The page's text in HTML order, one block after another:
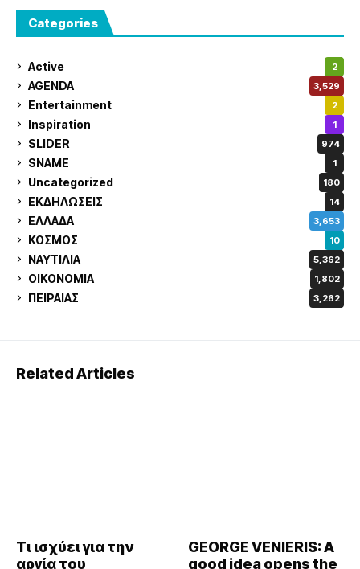
Categories
Active 2
AGENDA 3,529
Entertainment 2
Inspiration 1
SLIDER 974
SNAME 1
Uncategorized 180
ΕΚΔΗΛΩΣΕΙΣ 14
ΕΛΛΑΔΑ 3,653
ΚΟΣΜΟΣ 10
ΝΑΥΤΙΛΙΑ 5,362
ΟΙΚΟΝΟΜΙΑ 1,802
ΠΕΙΡΑΙΑΣ 3,262
Related Articles
Τι ισχύει για την
αργία του
GEORGE VENIERIS: A
good idea opens the